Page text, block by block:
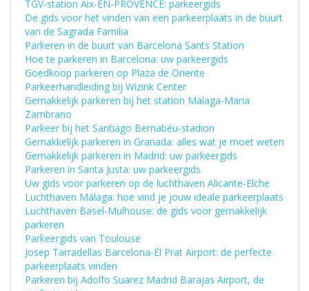
TGV-station Aix-EN-PROVENCE: parkeergids
De gids voor het vinden van een parkeerplaats in de buurt
van de Sagrada Familia
Parkeren in de buurt van Barcelona Sants Station
Hoe te parkeren in Barcelona: uw parkeergids
Goedkoop parkeren op Plaza de Oriente
Parkeerhandleiding bij Wizink Center
Gemakkelijk parkeren bij het station Malaga-Maria
Zambrano
Parkeer bij het Santiago Bernabéu-stadion
Gemakkelijk parkeren in Granada: alles wat je moet weten
Gemakkelijk parkeren in Madrid: uw parkeergids
Parkeren in Santa Justa: uw parkeergids
Uw gids voor parkeren op de luchthaven Alicante-Elche
Luchthaven Málaga: hoe vind je jouw ideale parkeerplaats
Luchthaven Basel-Mulhouse: de gids voor gemakkelijk
parkeren
Parkeergids van Toulouse
Josep Tarradellas Barcelona-El Prat Airport: de perfecte
parkeerplaats vinden
Parkeren bij Adolfo Suarez Madrid Barajas Airport, de